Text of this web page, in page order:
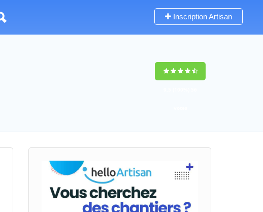
Inscription Artisan